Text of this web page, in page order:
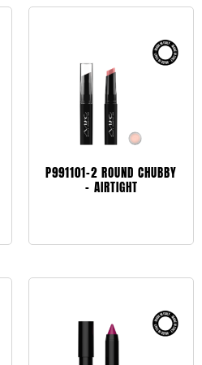
P991101-2 ROUND CHUBBY
– AIRTIGHT